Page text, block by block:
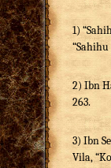
1)
“Sahihu
2) Ibn
263.
3) Ibn
Vila,